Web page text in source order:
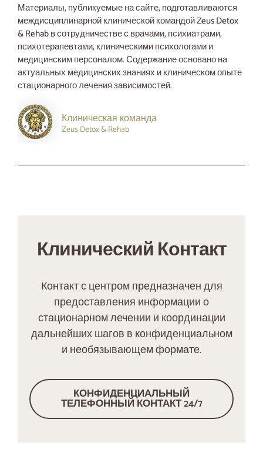
Материалы, публикуемые на сайте, подготавливаются
междисциплинарной клинической командой Zeus Detox
& Rehab в сотрудничестве с врачами, психиатрами,
психотерапевтами, клиническими психологами и
медицинским персоналом. Содержание основано на
актуальных медицинских знаниях и клиническом опыте
стационарного лечения зависимостей.
Клиническая команда
Zeus Detox & Rehab
Клинический Контакт
Контакт с центром предназначен для
предоставления информации о
стационарном лечении и координации
дальнейших шагов в конфиденциальном
и необязывающем формате.
КОНФИДЕНЦИАЛЬНЫЙ
ТЕЛЕФОННЫЙ КОНТАКТ 24/7